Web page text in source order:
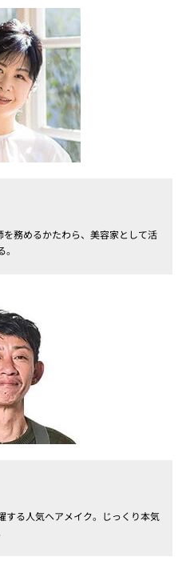
務めるかたわら、美容家として活
する人気ヘアメイク。じっくり本気